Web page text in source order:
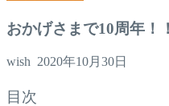
おかげさまで10周年！
wish 2020年10月30日
目次